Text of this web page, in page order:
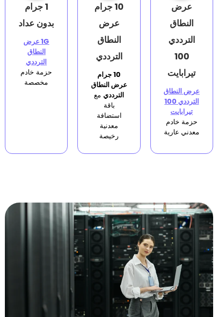
عرض
النطاق
الترددي
الترددي
باقة
استضافة
معدنية
رخيصة
1 جرام
بدون عداد
الترددي
حزمة خادم
مخصصة